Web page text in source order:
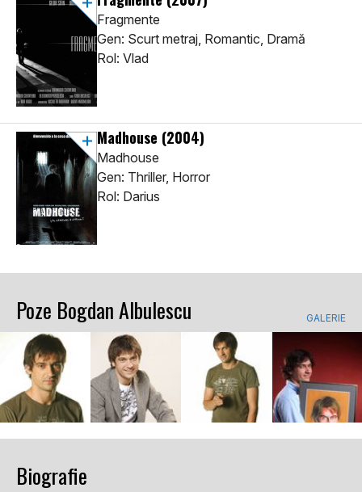
Fragmente
Gen: Scurt metraj, Romantic, Dramă
Rol: Vlad
Madhouse (2004)
Madhouse
Gen: Thriller, Horror
Rol: Darius
Poze Bogdan Albulescu GALERIE
Biografie